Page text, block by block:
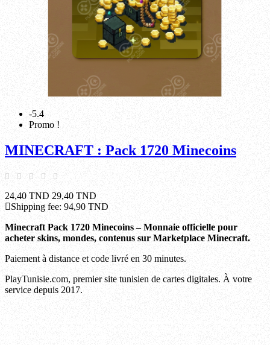
-5.4
Promo !
MINECRAFT : Pack 1720 Minecoins
24,40 TND 29,40 TND
Shipping fee: 94,90 TND
Minecraft Pack 1720 Minecoins – Monnaie officielle pour
acheter skins, mondes, contenus sur Marketplace Minecraft.
Paiement à distance et code livré en 30 minutes.
PlayTunisie.com, premier site tunisien de cartes digitales. À votre
service depuis 2017.